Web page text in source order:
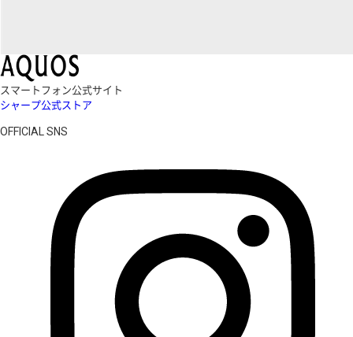
スマートフォン公式サイト
シャープ公式ストア
OFFICIAL SNS